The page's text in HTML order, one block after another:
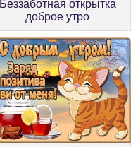
Беззаботная открытка
доброе утро